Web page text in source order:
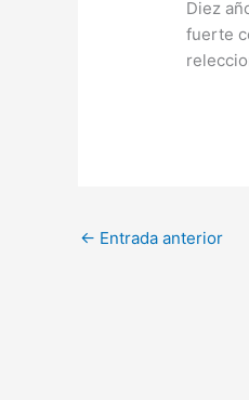
Diez
fuerte
← Entrada anterior